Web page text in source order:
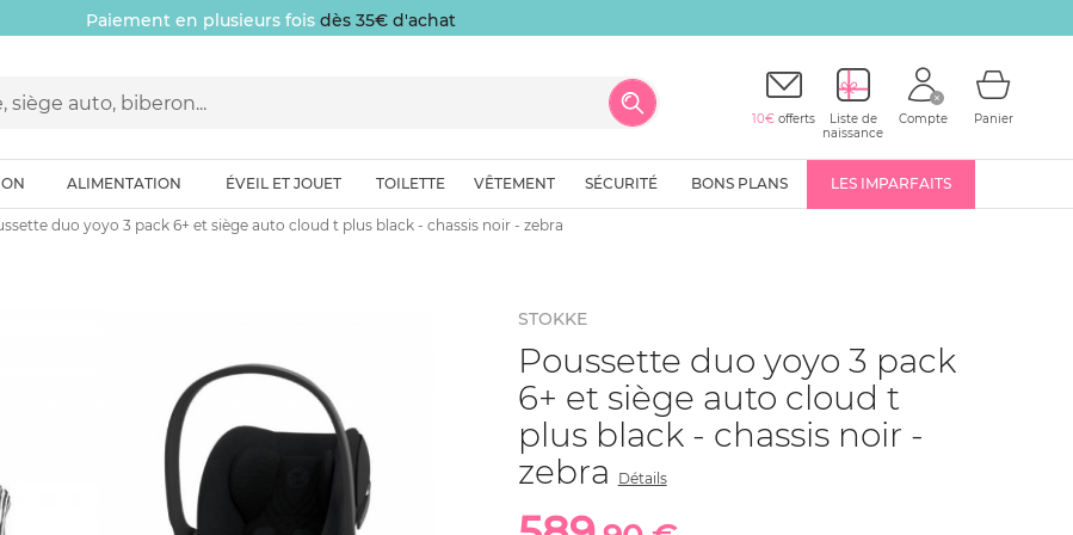
Paiement en plusieurs fois dès 35€ d'achat
10€ offerts
Liste de
naissance
Compte Panier
ALIMENTATION ÉVEIL ET JOUET TOILETTE VÊTEMENT SÉCURITÉ BONS PLANS LES IMPARFAITS
duo yoyo 3 pack 6+ et siège auto cloud t plus black - chassis noir - zebra
STOKKE
Poussette duo yoyo 3 pack
6+ et siège auto cloud t
plus black - chassis noir -
zebra
Détails